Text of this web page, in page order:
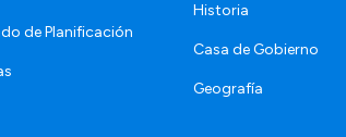
de Planificación
Historia
Casa de Gobierno
Geografía